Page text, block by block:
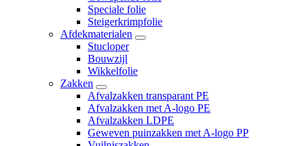
Speciale folie
Steigerkrimpfolie
Afdekmaterialen
Stucloper
Bouwzijl
Wikkelfolie
Zakken
Afvalzakken transparant PE
Afvalzakken met A-logo PE
Afvalzakken LDPE
Geweven puinzakken met A-logo PP